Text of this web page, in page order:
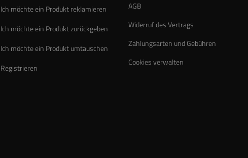
Ich möchte ein Produkt reklamieren
Ich möchte ein Produkt zurückgeben
Ich möchte ein Produkt umtauschen
Registrieren
AGB
Widerruf des Vertrags
Zahlungsarten und Gebühren
Cookies verwalten